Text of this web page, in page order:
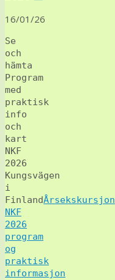
16/01/26
Se
och
hämta
Program
med
praktisk
info
och
kart
NKF
2026
Kungsvägen
i
FinlandÅrsekskursjon
NKF
2026
program
og
praktisk
informasjon